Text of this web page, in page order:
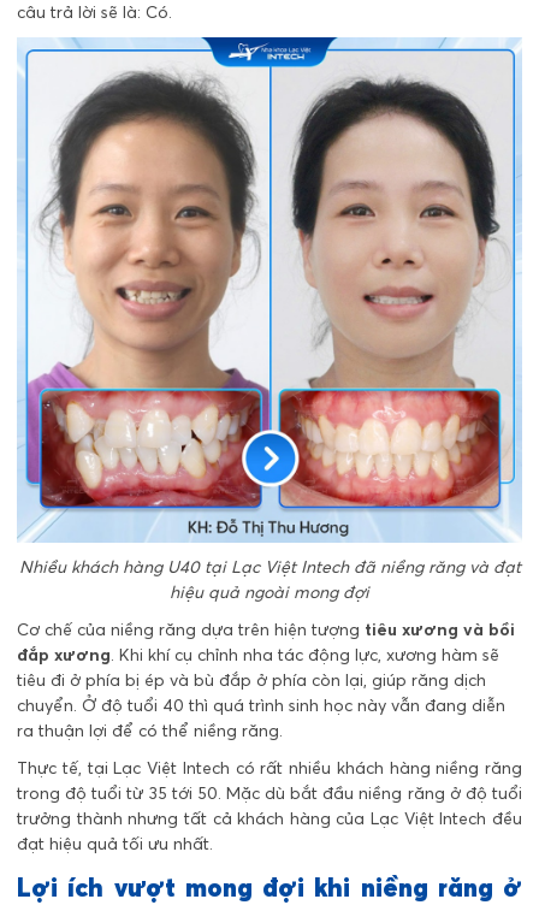
câu trả lời sẽ là: Có.
Nhiều khách hàng U40 tại Lạc Việt Intech đã niềng răng và đạt
hiệu quả ngoài mong đợi
Cơ chế của niềng răng dựa trên hiện tượng tiêu xương và bồi
đắp xương. Khi khí cụ chỉnh nha tác động lực, xương hàm sẽ
tiêu đi ở phía bị ép và bù đắp ở phía còn lại, giúp răng dịch
chuyển. Ở độ tuổi 40 thì quá trình sinh học này vẫn đang diễn
ra thuận lợi để có thể niềng răng.
Thực tế, tại Lạc Việt Intech có rất nhiều khách hàng niềng răng
trong độ tuổi từ 35 tới 50. Mặc dù bắt đầu niềng răng ở độ tuổi
trưởng thành nhưng tất cả khách hàng của Lạc Việt Intech đều
đạt hiệu quả tối ưu nhất.
Lợi ích vượt mong đợi khi niềng răng ở